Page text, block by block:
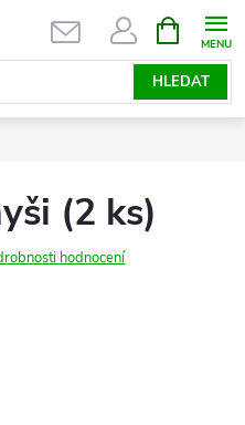
HLEDAT
NÁKUPNÍ
KOŠÍK
(2 ks)
hodnocení